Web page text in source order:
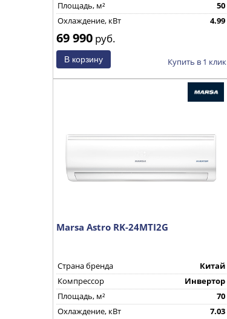
Площадь, м²
50
Охлаждение, кВт
4.99
69 990 руб.
Купить в 1 клик
Marsa Astro RK-24MTI2G
Страна бренда
Китай
Компрессор
Инвертор
Площадь, м²
70
Охлаждение, кВт
7.03